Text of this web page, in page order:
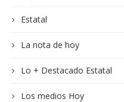
Estatal
La nota de hoy
Lo + Destacado Estatal
Los medios Hoy